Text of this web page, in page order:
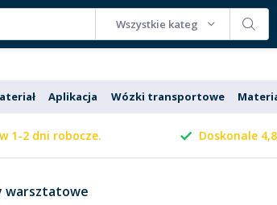
Wszystkie kategorie
Aplikacja Wózki transportowe
1-2 dni robocze. Doskonale
warsztatowe